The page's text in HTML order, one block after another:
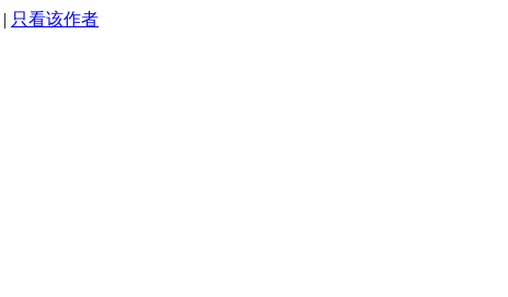
| 只看该作者